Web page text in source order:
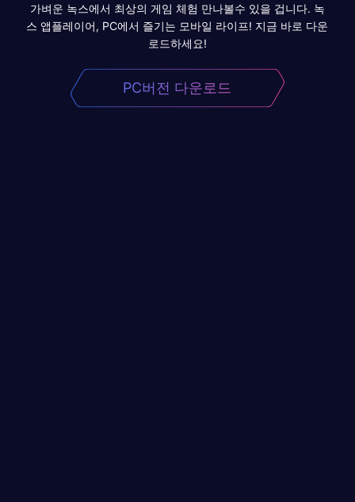
가벼운 녹스에서 최상의 게임 체험 만나볼수 있을 겁니다. 녹
스 앱플레이어, PC에서 즐기는 모바일 라이프! 지금 바로 다운
로드하세요!
PC버전 다운로드